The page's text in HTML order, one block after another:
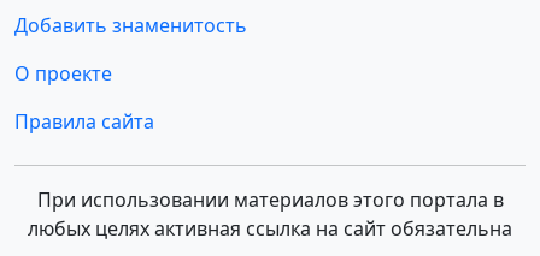
Добавить знаменитость
О проекте
Правила сайта
При использовании материалов этого портала в
любых целях активная ссылка на сайт обязательна